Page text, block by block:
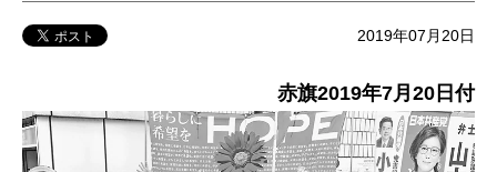
2019年07月20日
赤旗2019年7月20日付